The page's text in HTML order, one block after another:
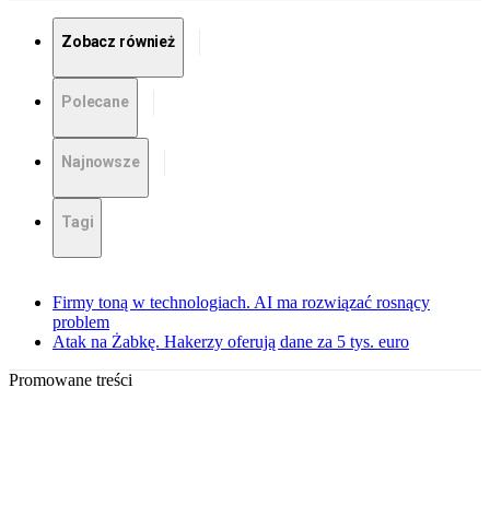
Zobacz również
Polecane
Najnowsze
Tagi
Firmy toną w technologiach. AI ma rozwiązać rosnący
problem
Atak na Żabkę. Hakerzy oferują dane za 5 tys. euro
Promowane treści